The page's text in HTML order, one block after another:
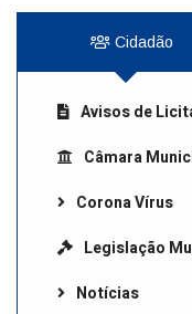
Cidadão
Avisos de
Câmara
Corona Vírus
Legislação
Notícias